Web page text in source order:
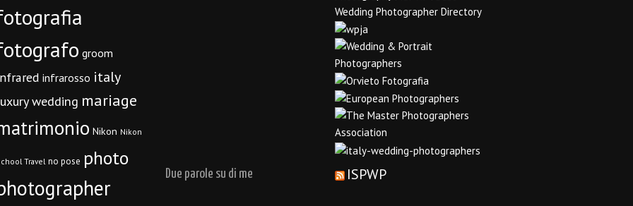
groom
infrarosso italy
wedding mariage
Nikon Nikon
Travel no pose photo
Due parole su di me ISPWP